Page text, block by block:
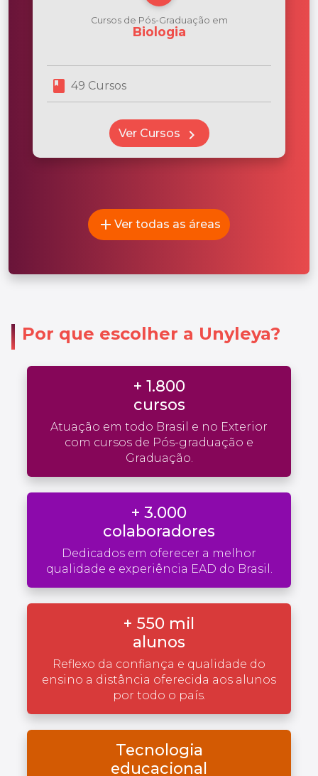
Cursos de Pós-Graduação em
Biologia
book 49 Cursos
Ver Cursos chevron_right
add Ver todas as áreas
Por que escolher a Unyleya?
+ 1.800
cursos
Atuação em todo Brasil e no Exterior
com cursos de Pós-graduação e
Graduação.
+ 3.000
colaboradores
Dedicados em oferecer a melhor
qualidade e experiência EAD do Brasil.
+ 550 mil
alunos
Reflexo da confiança e qualidade do
ensino a distância oferecida aos alunos
por todo o país.
Tecnologia
educacional